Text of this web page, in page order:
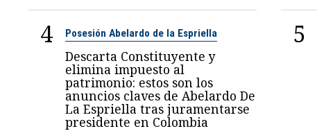
4 Posesión Abelardo de la Espriella
Descarta Constituyente y
elimina impuesto al
patrimonio: estos son los
anuncios claves de Abelardo De
La Espriella tras juramentarse
presidente en Colombia
5